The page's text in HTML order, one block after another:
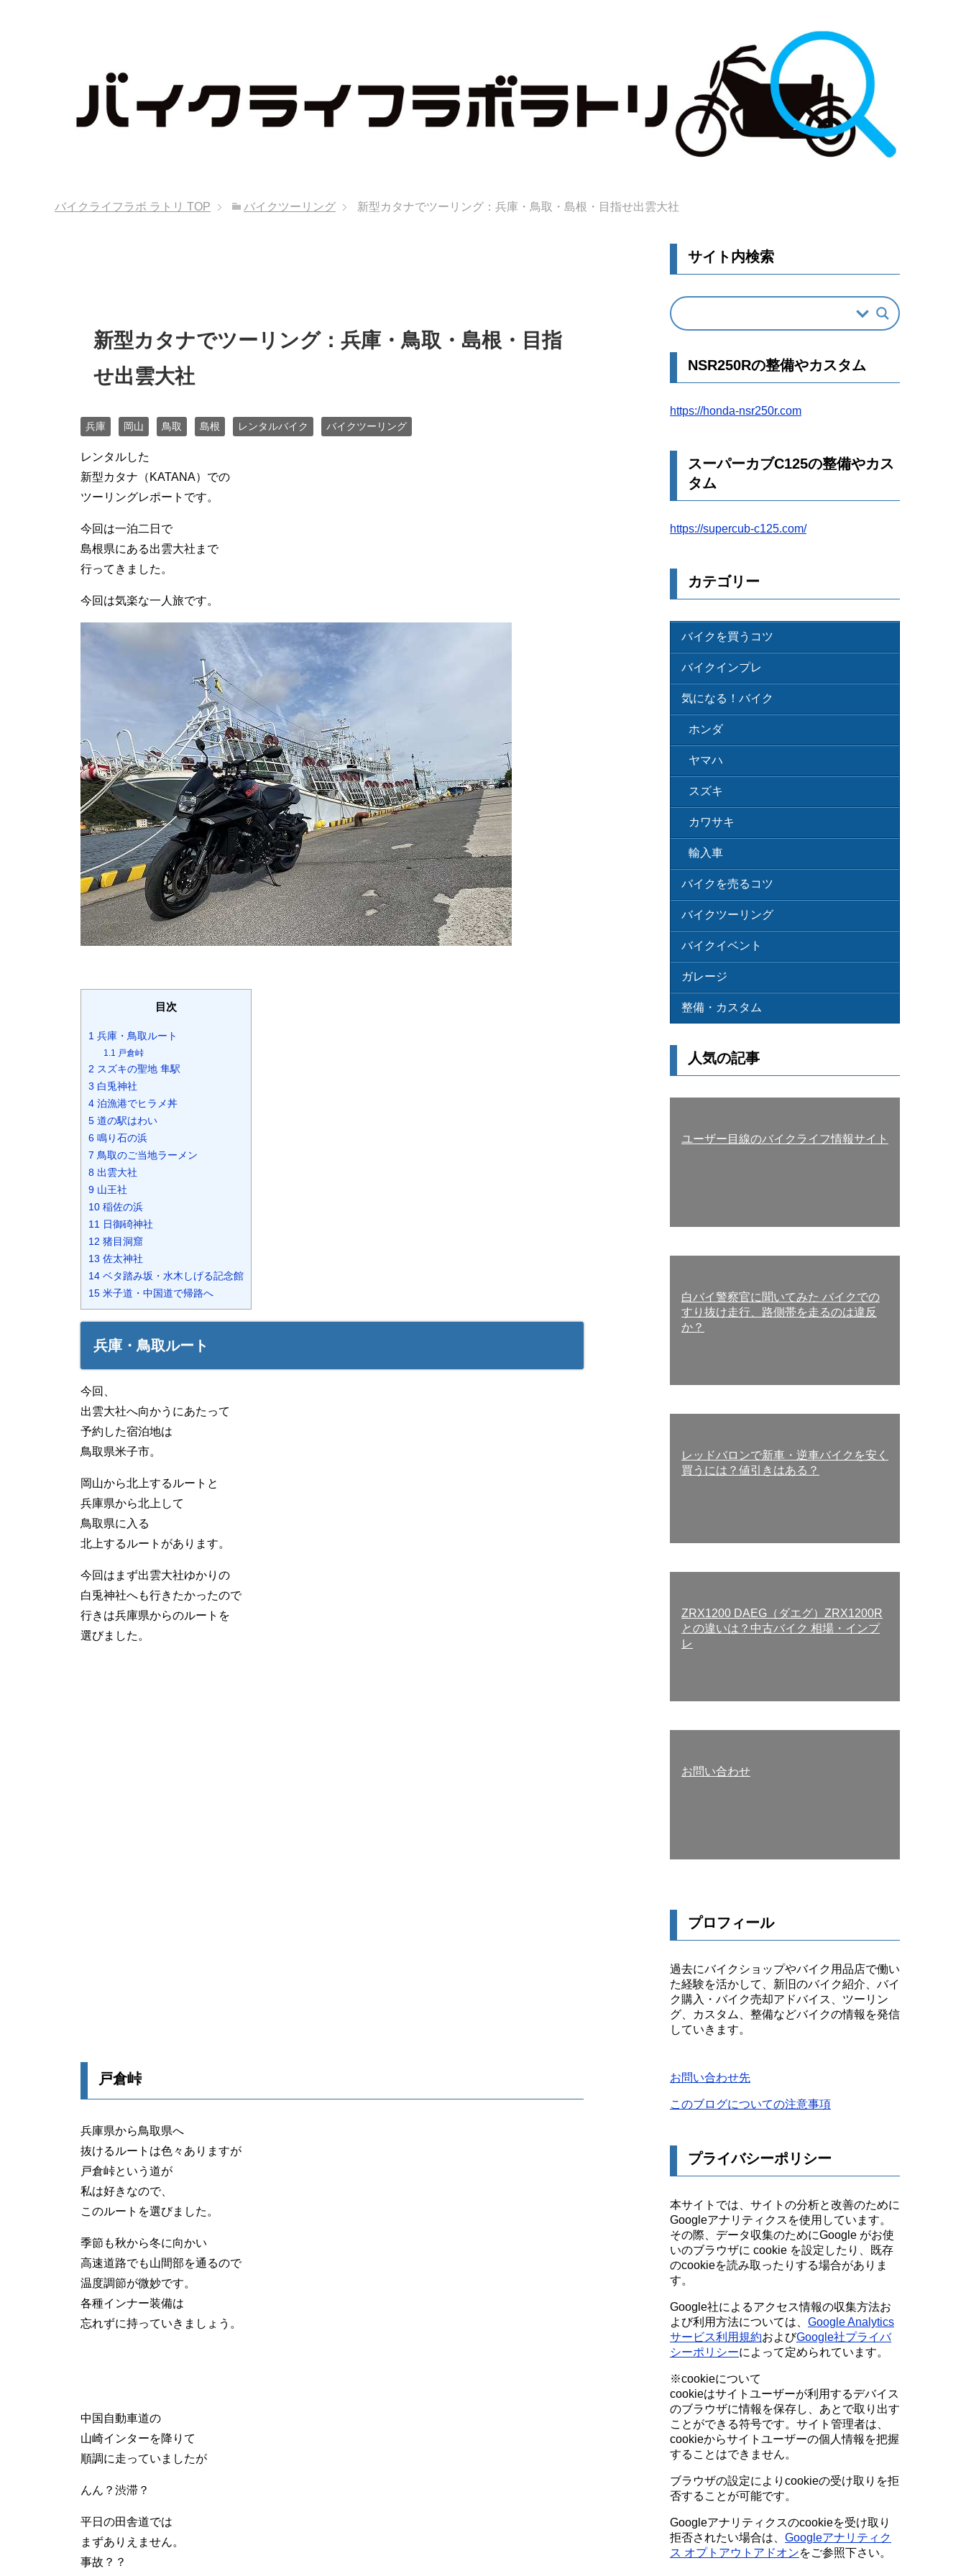
バイクライフラボ ラトリ TOP バイクツーリング 新型カタナでツーリング：兵庫・鳥取・島根・目指せ出雲大社
新型カタナでツーリング：兵庫・鳥取・島根・目指
せ出雲大社
兵庫 岡山 鳥取 島根 レンタルバイク バイクツーリング
レンタルした
新型カタナ（KATANA）での
ツーリングレポートです。
今回は一泊二日で
島根県にある出雲大社まで
行ってきました。
今回は気楽な一人旅です。
目次
1 兵庫・鳥取ルート
1.1 戸倉峠
2 スズキの聖地 隼駅
3 白兎神社
4 泊漁港でヒラメ丼
5 道の駅はわい
6 鳴り石の浜
7 鳥取のご当地ラーメン
8 出雲大社
9 山王社
10 稲佐の浜
11 日御碕神社
12 猪目洞窟
13 佐太神社
14 ベタ踏み坂・水木しげる記念館
15 米子道・中国道で帰路へ
兵庫・鳥取ルート
今回、
出雲大社へ向かうにあたって
予約した宿泊地は
鳥取県米子市。
岡山から北上するルートと
兵庫県から北上して
鳥取県に入る
北上するルートがあります。
今回はまず出雲大社ゆかりの
白兎神社へも行きたかったので
行きは兵庫県からのルートを
選びました。
戸倉峠
兵庫県から鳥取県へ
抜けるルートは色々ありますが
戸倉峠という道が
私は好きなので、
このルートを選びました。
季節も秋から冬に向かい
高速道路でも山間部を通るので
温度調節が微妙です。
各種インナー装備は
忘れずに持っていきましょう。
中国自動車道の
山崎インターを降りて
順調に走っていましたが
んん？渋滞？
平日の田舎道では
まずありえません。
事故？？
サイト内検索
NSR250Rの整備やカスタム
https://honda-nsr250r.com
スーパーカブC125の整備やカス
タム
https://supercub-c125.com/
カテゴリー
バイクを買うコツ
バイクインプレ
気になる！バイク
ホンダ
ヤマハ
スズキ
カワサキ
輸入車
バイクを売るコツ
バイクツーリング
バイクイベント
ガレージ
整備・カスタム
人気の記事
ユーザー目線のバイクライフ情報サイト
白バイ警察官に聞いてみた バイクでの
すり抜け走行、路側帯を走るのは違反
か？
レッドバロンで新車・逆車バイクを安く
買うには？値引きはある？
ZRX1200 DAEG（ダエグ）ZRX1200R
との違いは？中古バイク 相場・インプ
レ
お問い合わせ
プロフィール
過去にバイクショップやバイク用品店で働い
た経験を活かして、新旧のバイク紹介、バイ
ク購入・バイク売却アドバイス、ツーリン
グ、カスタム、整備などバイクの情報を発信
していきます。
お問い合わせ先
このブログについての注意事項
プライバシーポリシー
本サイトでは、サイトの分析と改善のために
Googleアナリティクスを使用しています。
その際、データ収集のためにGoogle がお使
いのブラウザに cookie を設定したり、既存
のcookieを読み取ったりする場合がありま
す。
Google社によるアクセス情報の収集方法お
よび利用方法については、 Google Analytics
サービス利用規約およびGoogle社プライバ
シーポリシーによって定められています。
※cookieについて
cookieはサイトユーザーが利用するデバイス
のブラウザに情報を保存し、あとで取り出す
ことができる符号です。サイト管理者は、
cookieからサイトユーザーの個人情報を把握
することはできません。
ブラウザの設定によりcookieの受け取りを拒
否することが可能です。
Googleアナリティクスのcookieを受け取り
拒否されたい場合は、 Googleアナリティク
ス オプトアウトアドオンをご参照下さい。